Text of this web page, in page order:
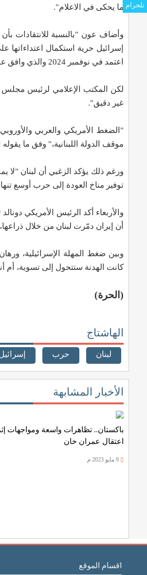
ما يحكى في الاعلام".
وأضاف عون "بالنسبة للانتقادات
إسرائيل حرية استكمال اعتداءاتها
اعتمد في نوفمبر 2024 والذي وافق عليه جميع الأطراف في حينه وهو بيان وليس اتفاق، لأن الاتفاق يتم بعد انتهاء المفاوضات".
غير دقيق".
"الضغط الأمريكي والعربي
موقف الدولة اللبنانية،" وفق ما يقوله
ورغم ذلك يؤكد الزغبي أن لبنان
توفير مناخ العودة إلى حرب أوسع
والأربعاء أكد الرئيس الأمريكي
أن إيران دمّرت لبنان من خلال ذراعها، في
وبين ضغط المهلة الإسرائيلية،
كانت الهدنة ستتحول إلى تسوية، أم
(الحرة)
الهاشتاج
لبنان حرب
الأخبار المشابهة
باكستان.. تظاهرات واسعة ومواجهات إثر
اعتقال عمران خان
تلجرام
اقسام الموقع